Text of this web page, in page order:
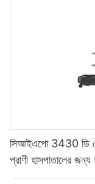
সিআইএপো 3430 ডি
প্রাণী হাসপাতালের জন্য